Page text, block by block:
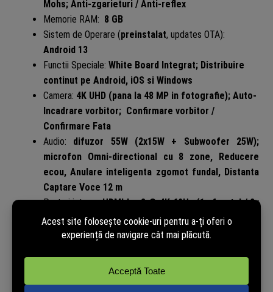
Mohs; Anti-zgarieturi / Anti-reflex
Memorie RAM: 8 GB
Sistem de Operare (preinstalat, updates OTA):
Android 13
Functii Speciale: White Board Integrat; Distribuire
continut pe Android, iOS si Windows
Camera: 4K UHD (pana la 48 MP in fotografie); Auto-
Incadrare vorbitor; Confirmare vorbitor /
Confirmare Fata
Audio: difuzor 55W (2x15W + Subwoofer 25W);
microfon Omni-directional cu 8 zone, Reducere
ecou, Anulare inteligenta zgomot fundal, Distanta
Captare Voce 12 m
Porturi intrare:HDMI In x3 @ 4K 60Hz (1x frontal / 2x
spate); VGA; Display Port; Audio In; USB (frontal) x2
(v3.0); USB (spate) x2 (v3.0) + x1(v2.0); USB Type-C
comutator de retea incorporat; RS232 x1; OPS-PC